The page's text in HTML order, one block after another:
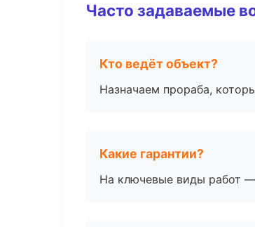
Часто задаваемые
Кто ведёт объект?
Назначаем прораба,
Какие гарантии?
На ключевые виды работ —